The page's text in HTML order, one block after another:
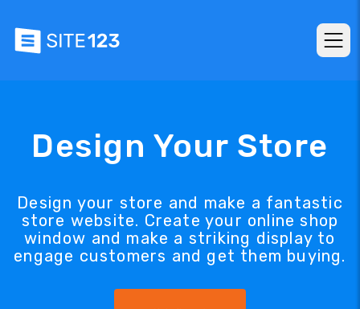
Design Your Store
Design your store and make a fantastic
store website. Create your online shop
window and make a striking display to
engage customers and get them buying.